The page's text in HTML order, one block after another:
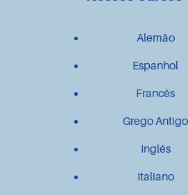
Alemão
Espanhol
Francês
Grego Antigo
Inglês
Italiano